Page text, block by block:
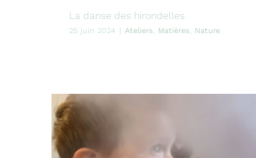
La danse des hirondelles
25 juin 2024 Ateliers, Matières, Nature